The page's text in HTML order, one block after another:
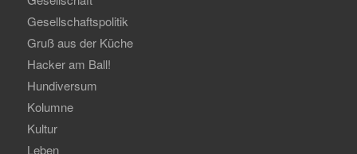
Gesellschaftspolitik
Gruß aus der Küche
Hacker am Ball!
Hundiversum
Kolumne
Kultur
Leben